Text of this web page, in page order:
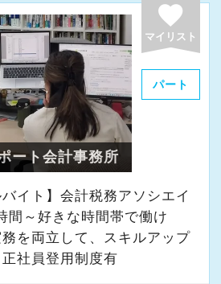
favorite
マイリスト
パート
ート会計事務所
バイト】会計税務アソシエイ
間～好きな時間帯で働け
を両立して、スキルアップ
社員登用制度有